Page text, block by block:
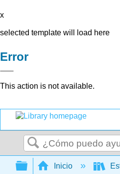
x
selected template will load here
Error
This action is not available.
Buscar
Expandir/
Inicio